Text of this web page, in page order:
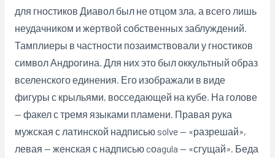
для гностиков Диавол был не отцом зла, а всего лишь
неудачником и жертвой собственных заблуждений.
Тамплиеры в частности позаимствовали у гностиков
символ Андрогина. Для них это был оккультный образ
вселенского единения. Его изображали в виде
фигуры с крыльями, восседающей на кубе. На голове
— факел с тремя языками пламени. Правая рука
мужская с латинской надписью solve — «разрешай»,
левая — женская с надписью cоagula — «сгущай». Беда